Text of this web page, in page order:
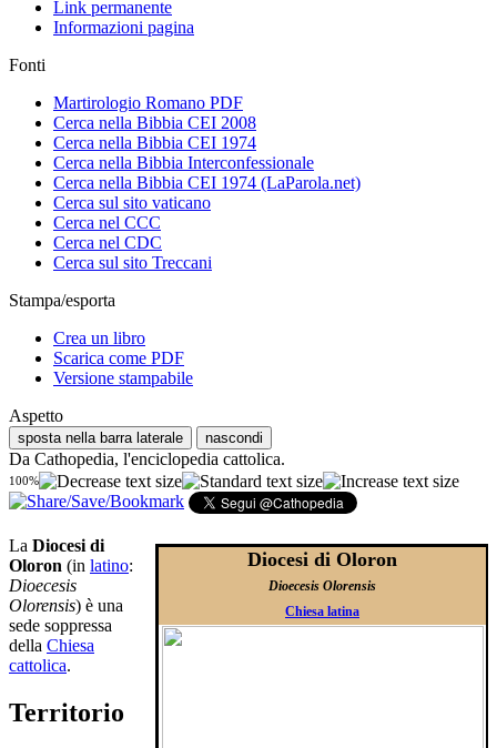
Link permanente
Informazioni pagina
Fonti
Martirologio Romano PDF
Cerca nella Bibbia CEI 2008
Cerca nella Bibbia CEI 1974
Cerca nella Bibbia Interconfessionale
Cerca nella Bibbia CEI 1974 (LaParola.net)
Cerca sul sito vaticano
Cerca nel CCC
Cerca nel CDC
Cerca sul sito Treccani
Stampa/esporta
Crea un libro
Scarica come PDF
Versione stampabile
Aspetto
sposta nella barra laterale nascondi
Da Cathopedia, l'enciclopedia cattolica.
100%
Diocesi di Oloron
Dioecesis Olorensis
Chiesa latina
La Diocesi di
Oloron (in latino:
Dioecesis
Olorensis) è una
sede soppressa
della Chiesa
cattolica.
Territorio